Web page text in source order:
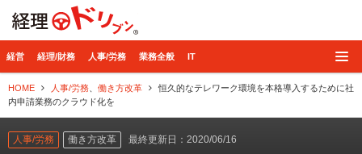
経営 経理/財務 人事/労務 業務全般 IT
HOME 人事/労務 働き方改革
恒久的なテレワーク環境を本格導入するために社
内申請業務のクラウド化を
人事/労務 働き方改革 最終更新日：2020/06/16